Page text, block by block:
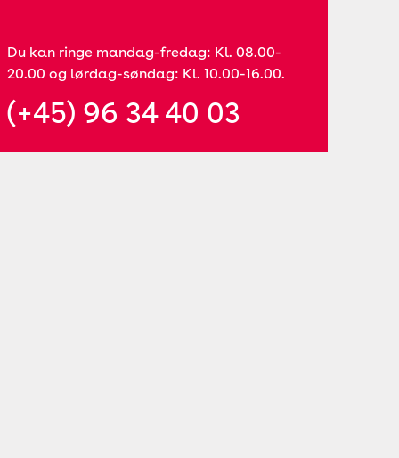
Du kan ringe mandag-fredag: Kl. 08.00-
20.00 og lørdag-søndag: Kl. 10.00-16.00.
(+45) 96 34 40 03